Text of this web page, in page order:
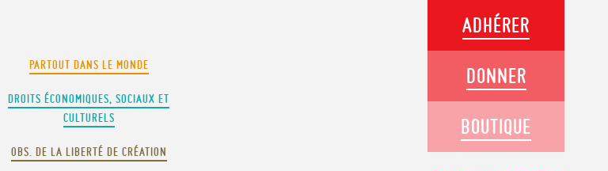
PARTOUT DANS LE MONDE
DROITS ÉCONOMIQUES, SOCIAUX ET
CULTURELS
OBS. DE LA LIBERTÉ DE CRÉATION
ADHÉRER
DONNER
BOUTIQUE